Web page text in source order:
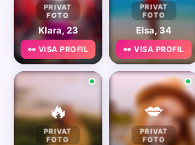
PRIVAT
FOTO
Klara, 23
👀 VISA PROFIL
PRIVAT
FOTO
Elsa, 34
👀 VISA PROFIL
🔥
PRIVAT
FOTO
💋
PRIVAT
FOTO